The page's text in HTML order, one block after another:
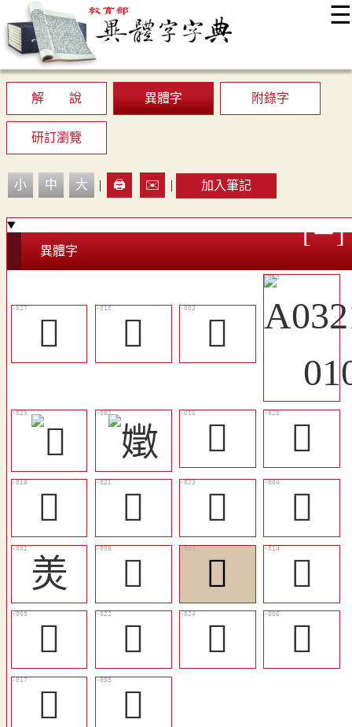
☰
最新消息
顯示模式
網站導覽
解 說
異體字 附錄字
研訂瀏覽
小 中 大 | 🖨️ ✉️ | 加入筆記
異體字
󴥉 󴤿 󴤷
󴥀
󴥃
󴥂
󴥄 󴥆
󴤸
羙
󴤼 󴤻
󴤾
󴤽
󴥅 󴥇
󴤺
󴥁
󴤹